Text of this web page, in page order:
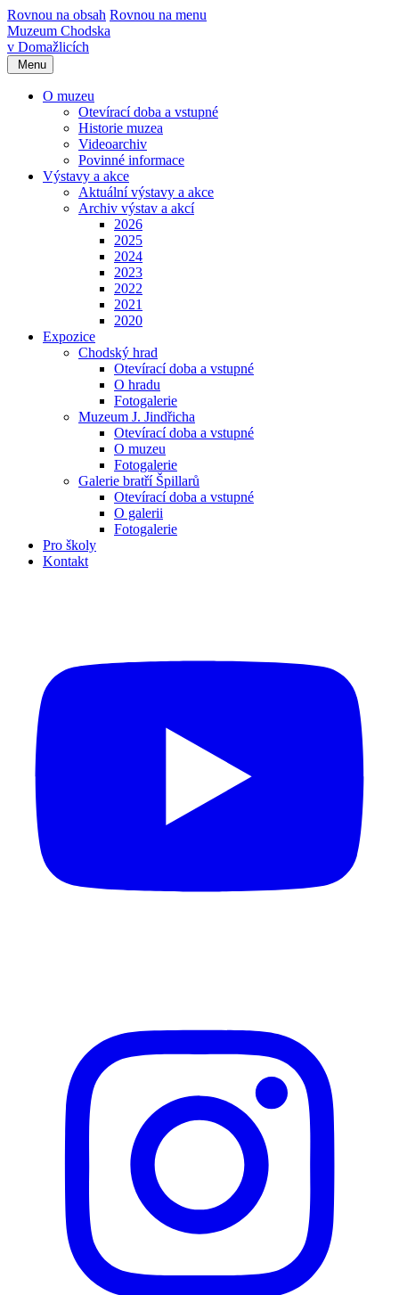
Rovnou na obsah Rovnou na menu
Muzeum Chodska
v Domažlicích
Menu
O muzeu
Otevírací doba a vstupné
Historie muzea
Videoarchiv
Povinné informace
Výstavy a akce
Aktuální výstavy a akce
Archiv výstav a akcí
2026
2025
2024
2023
2022
2021
2020
Expozice
Chodský hrad
Otevírací doba a vstupné
O hradu
Fotogalerie
Muzeum J. Jindřicha
Otevírací doba a vstupné
O muzeu
Fotogalerie
Galerie bratří Špillarů
Otevírací doba a vstupné
O galerii
Fotogalerie
Pro školy
Kontakt